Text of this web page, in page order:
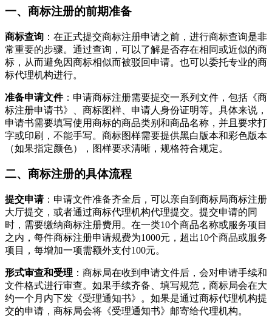
一、商标注册的前期准备
商标查询 ：在正式提交商标注册申请之前，进行商标查询是非
常重要的步骤。通过查询，可以了解是否存在相同或近似的商
标，从而避免因商标相似而被驳回申请。也可以委托专业的商
标代理机构进行。
准备申请文件：申请商标注册需要提交一系列文件，包括《商
标注册申请书》、商标图样、申请人身份证明等。具体来说，
申请书需要填写使用商标的商品类别和商品名称，并且要求打
字或印刷，不能手写。商标图样需要提供黑白版本和彩色版本
（如果指定颜色），图样要求清晰，规格符合规定。
二、商标注册的具体流程
提交申请：申请文件准备齐全后，可以亲自到商标局商标注册
大厅提交，或者通过商标代理机构代理提交。提交申请的同
时，需要缴纳商标注册费用。在一类10个商品名称或服务项目
之内，每件商标注册申请规费为1000元，超出10个商品或服务
项目，每增加一项需额外支付100元。
形式审查和受理 ：商标局在收到申请文件后，会对申请手续和
文件格式进行审查。如果手续齐备、填写规范，商标局会在大
约一个月内下发《受理通知书》。如果是通过商标代理机构提
交的申请，商标局会将《受理通知书》邮寄给代理机构。